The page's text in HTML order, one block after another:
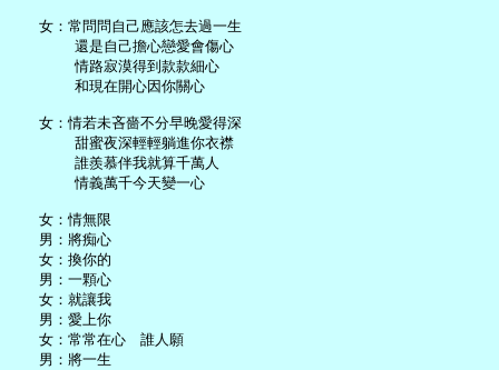
   女：常問問自己應該怎去過一生
       還是自己擔心戀愛會傷心
       情路寂漠得到款款細心
       和現在開心因你關心
   女：情若未吝嗇不分早晚愛得深
       甜蜜夜深輕輕躺進你衣襟
       誰羨慕伴我就算千萬人
       情義萬千今天變一心
   女：情無限
   男：將痴心
   女：換你的
   男：一顆心
   女：就讓我
   男：愛上你
   女：常常在心　誰人願
   男：將一生